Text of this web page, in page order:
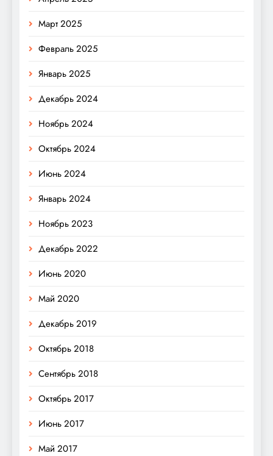
Март 2025
Февраль 2025
Январь 2025
Декабрь 2024
Ноябрь 2024
Октябрь 2024
Июнь 2024
Январь 2024
Ноябрь 2023
Декабрь 2022
Июнь 2020
Май 2020
Декабрь 2019
Октябрь 2018
Сентябрь 2018
Октябрь 2017
Июнь 2017
Май 2017